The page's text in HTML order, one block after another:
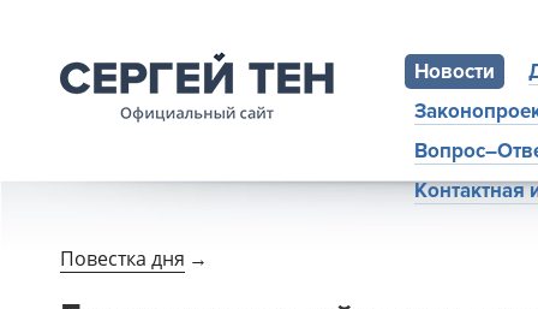
Новости
Повестка дня →